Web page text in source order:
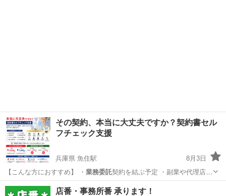
その契約、本当に大丈夫ですか？契約書セル
フチェック支援
兵庫県 魚住駅
8月3日
【こんな方におすすめ】 ・ 業務委託契約を結ぶ予定 ・副業や代理店ビ
ジ…
兵庫 明石市 魚住駅 その他 利用規約
店番・事務所番 承ります！